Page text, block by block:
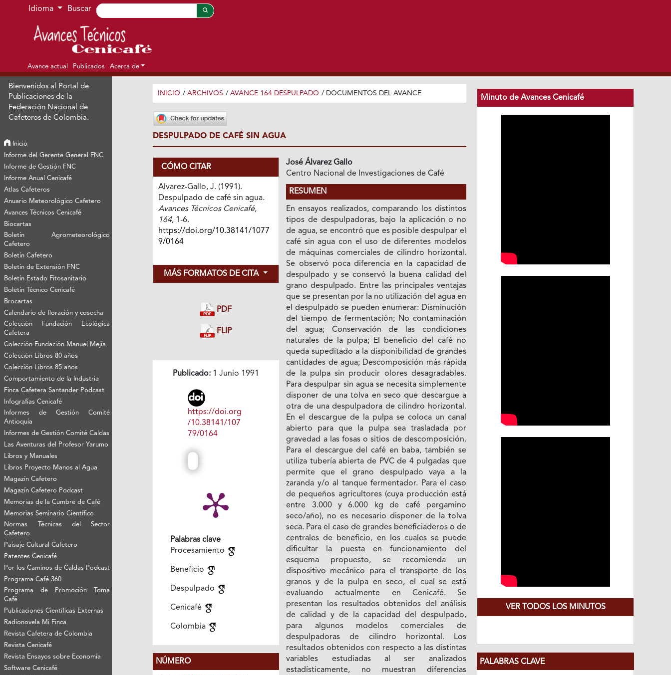
Ir al menú de navegación principal
Ir al contenido principal
Ir al pie de página del sitio
Idioma Buscar
Avance actual Publicados Acerca de
Bienvenidos al Portal de
Publicaciones de la
Federación Nacional de
Cafeteros de Colombia.
Inicio
Informe del Gerente General FNC
Informe de Gestión FNC
Informe Anual Cenicafé
Atlas Cafeteros
Anuario Meteorológico Cafetero
Avances Técnicos Cenicafé
Biocartas
Boletín Agrometeorológico
Cafetero
Boletín Cafetero
Boletín de Extensión FNC
Boletín Estado Fitosanitario
Boletín Técnico Cenicafé
Brocartas
Calendario de floración y cosecha
Colección Fundación Ecológica
Cafetera
Colección Fundación Manuel Mejía
Colección Libros 80 años
Colección Libros 85 años
Comportamiento de la Industria
Finca Cafetera Santander Podcast
Infografías Cenicafé
Informes de Gestión Comité
Antioquía
Informes de Gestión Comité Caldas
Las Aventuras del Profesor Yarumo
Libros y Manuales
Libros Proyecto Manos al Agua
Magazín Cafetero
Magazín Cafetero Podcast
Memorias de la Cumbre de Café
Memorias Seminario Científico
Normas Técnicas del Sector
Cafetero
Paisaje Cultural Cafetero
Patentes Cenicafé
Por los Caminos de Caldas Podcast
Programa Café 360
Programa de Promoción Toma
Café
Publicaciones Científicas Externas
Radionovela Mi Finca
Revista Cafetera de Colombia
Revista Cenicafé
Revista Ensayos sobre Economía
Software Cenicafé
INICIO / ARCHIVOS / AVANCE 164 DESPULPADO / DOCUMENTOS DEL AVANCE
DESPULPADO DE CAFÉ SIN AGUA
CÓMO CITAR
Alvarez-Gallo, J. (1991).
Despulpado de café sin agua.
Avances Técnicos Cenicafé,
164, 1-6.
https://doi.org/10.38141/1077
9/0164
MÁS FORMATOS DE CITA
PDF
FLIP
Publicado:1 Junio 1991
https://doi.org
/10.38141/107
79/0164
Palabras clave
Procesamiento
Beneficio
Despulpado
Cenicafé
Colombia
NÚMERO
José Álvarez Gallo
Centro Nacional de Investigaciones de Café
RESUMEN
En ensayos realizados, comparando los distintos
tipos de despulpadoras, bajo la aplicación o no
de agua, se encontró que es posible despulpar el
café sin agua con el uso de diferentes modelos
de máquinas comerciales de cilindro horizontal.
Se observó poca diferencia en la capacidad de
despulpado y se conservó la buena calidad del
grano despulpado. Entre las principales ventajas
que se presentan por la no utilización del agua en
el despulpado se pueden enumerar: Disminución
del tiempo de fermentación; No contaminación
del agua; Conservación de las condiciones
naturales de la pulpa; El beneficio del café no
queda supeditado a la disponibilidad de grandes
cantidades de agua; Descomposición más rápida
de la pulpa sin producir olores desagradables.
Para despulpar sin agua se necesita simplemente
disponer de una tolva en seco que descargue a
otra de una despulpadora de cilindro horizontal.
En el descargue de la pulpa se coloca un canal
abierto para que la pulpa sea trasladada por
gravedad a las fosas o sitios de descomposición.
Para el descargue del café en baba, también se
utiliza tubería abierta de PVC de 4 pulgadas que
permite que el grano despulpado vaya a la
zaranda y/o al tanque fermentador. Para el caso
de pequeños agricultores (cuya producción está
entre 3.000 y 6.000 kg de café pergamino
seco/año), no es necesario disponer de la tolva
seca. Para el caso de grandes beneficiaderos o de
centrales de beneficio, en los cuales se puede
dificultar la puesta en funcionamiento del
esquema propuesto, se recomienda un
dispositivo mecánico para el transporte de los
granos y de la pulpa en seco, el cual se está
evaluando actualmente en Cenicafé. Se
presentan los resultados obtenidos del análisis
de calidad y de la capacidad del despulpado,
para algunos modelos comerciales de
despulpadoras de cilindro horizontal. Los
resultados obtenidos con respecto a las distintas
variables estudiadas al ser analizados
estadísticamente, no muestran diferencias
Minuto de Avances Cenicafé
VER TODOS LOS MINUTOS
PALABRAS CLAVE